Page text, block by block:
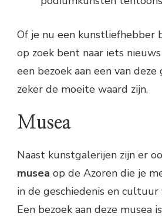
Of je nu een kunstliefhebber
op zoek bent naar iets
een bezoek aan een van
zeker de moeite waard zijn.
Musea
Naast kunstgalerijen zijn er
musea op de Azoren die je
in de geschiedenis en cultuur
Een bezoek aan deze musea